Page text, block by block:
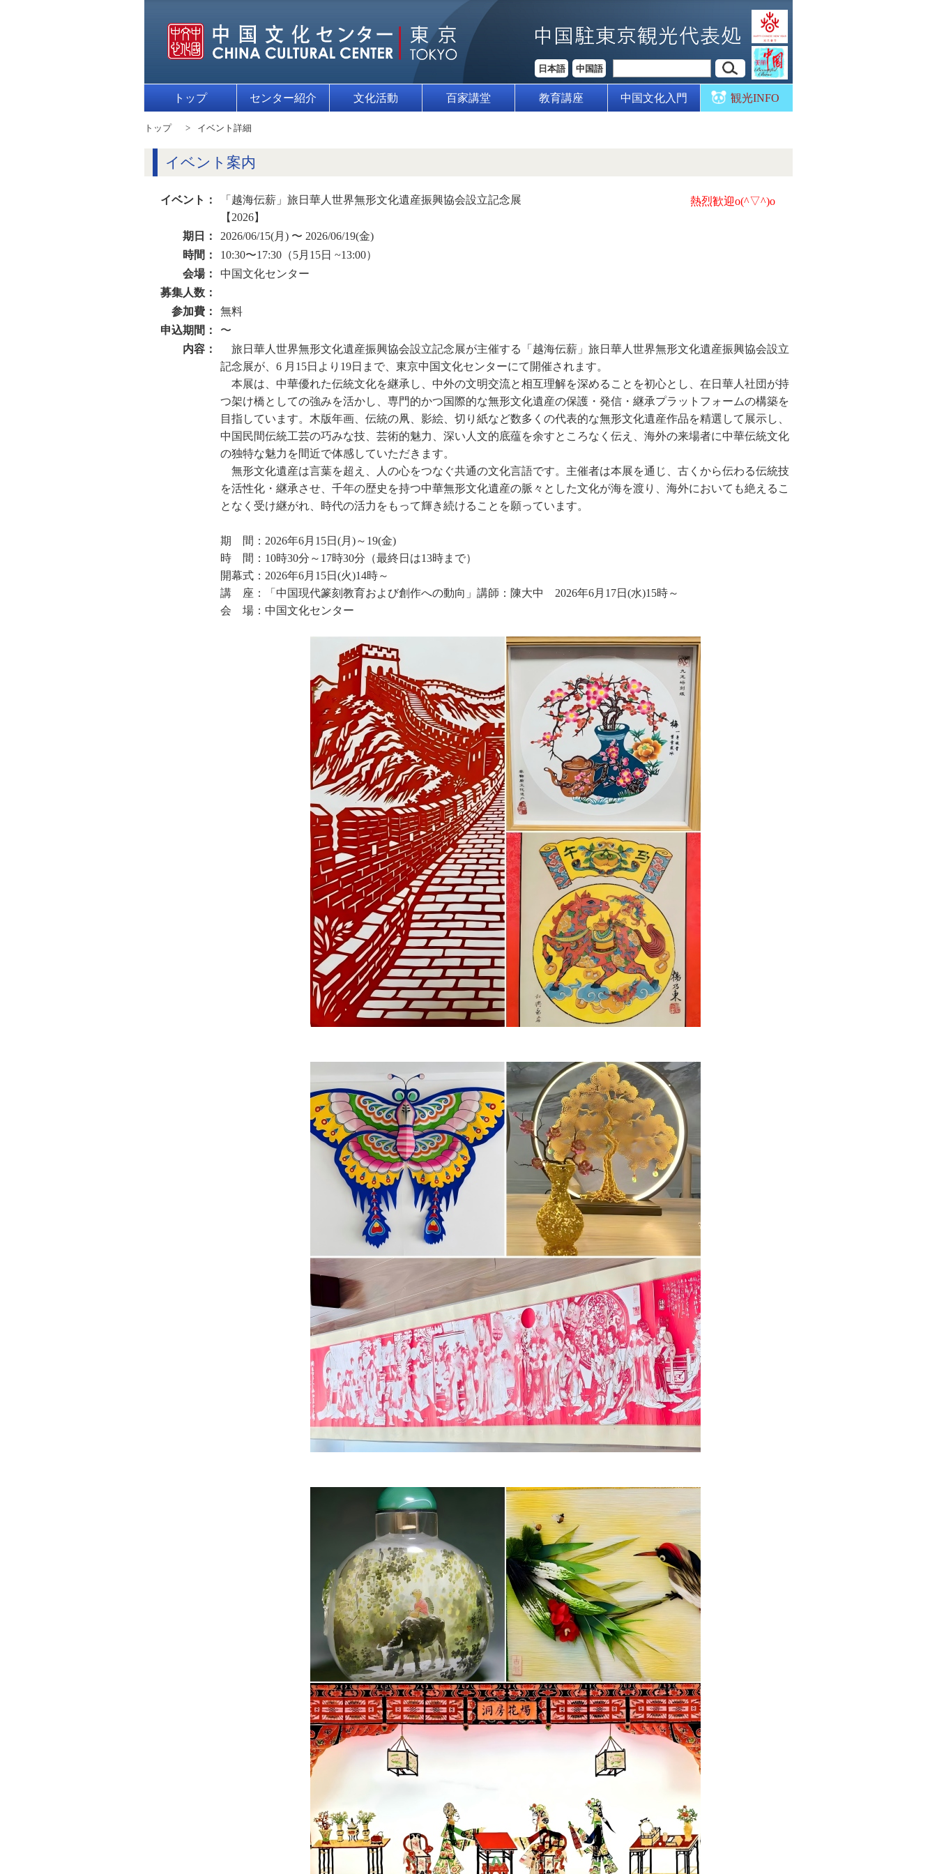
日本語 中国語
トップ センター紹介 文化活動 百家講堂 教育講座 中国文化入門 観光INFO
トップ イベント詳細
イベント案内
イベント： 熱烈歓迎o(^▽^)o
「越海伝薪」旅日華人世界無形文化遺産振興協会設立記念展
【2026】
期日：
2026/06/15(月) 〜 2026/06/19(金)
時間：
10:30〜17:30（5月15日 ~13:00）
会場：
中国文化センター
募集人数：
参加費：
無料
申込期間：
〜
内容：
旅日華人世界無形文化遺産振興協会設立記念展が主催する「越海伝薪」旅日華人世界無形文化遺産振興協会設立
記念展が、6 月15日より19日まで、東京中国文化センターにて開催されます。
本展は、中華優れた伝統文化を継承し、中外の文明交流と相互理解を深めることを初心とし、在日華人社団が持
つ架け橋としての強みを活かし、専門的かつ国際的な無形文化遺産の保護・発信・継承プラットフォームの構築を
目指しています。木版年画、伝統の凧、影絵、切り紙など数多くの代表的な無形文化遺産作品を精選して展示し、
中国民間伝統工芸の巧みな技、芸術的魅力、深い人文的底蕴を余すところなく伝え、海外の来場者に中華伝統文化
の独特な魅力を間近で体感していただきます。
無形文化遺産は言葉を超え、人の心をつなぐ共通の文化言語です。主催者は本展を通じ、古くから伝わる伝統技
を活性化・継承させ、千年の歴史を持つ中華無形文化遺産の脈々とした文化が海を渡り、海外においても絶えるこ
となく受け継がれ、時代の活力をもって輝き続けることを願っています。
期 間：2026年6月15日(月)～19(金)
時 間：10時30分～17時30分（最終日は13時まで）
開幕式：2026年6月15日(火)14時～
講 座：「中国現代篆刻教育および創作への動向」講師：陳大中 2026年6月17日(水)15時～
会 場：中国文化センター